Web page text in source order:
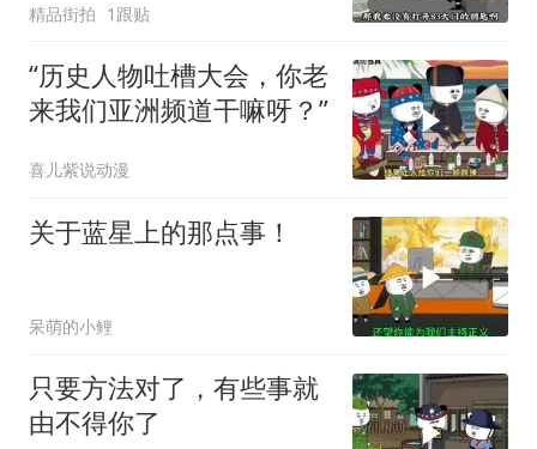
精品街拍 1跟贴
“历史人物吐槽大会，你老
来我们亚洲频道干嘛呀？”
喜儿紫说动漫
关于蓝星上的那点事！
呆萌的小鲤
只要方法对了，有些事就
由不得你了